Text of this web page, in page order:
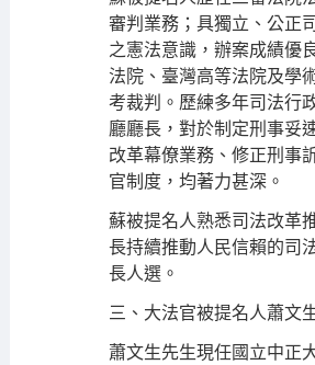
審判業務；具獨立、公正
之憲法意識，辦案成績優
法院、臺灣高等法院及學
考裁判。歷練多年司法行
廳廳長，對於制定刑事妥
改革幕僚業務、修正刑事
官制度，均著力甚深。
蘇被提名人熟悉司法改革
長持續推動人民信賴的司
長人選。
三、大法官被提名人蕭文
蕭文生先生現任國立中正